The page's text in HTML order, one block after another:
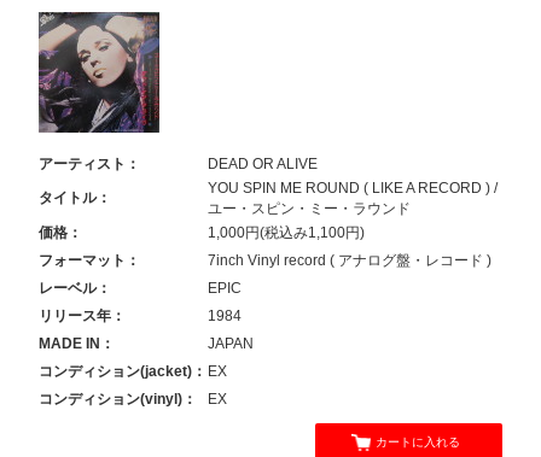
アーティスト：
DEAD OR ALIVE
タイトル：
YOU SPIN ME ROUND ( LIKE A RECORD ) /
ユー・スピン・ミー・ラウンド
価格：
1,000円(税込み1,100円)
フォーマット：
7inch Vinyl record ( アナログ盤・レコード )
レーベル：
EPIC
リリース年：
1984
MADE IN：
JAPAN
コンディション(jacket)： EX
コンディション(vinyl)：
EX
カートに入れる